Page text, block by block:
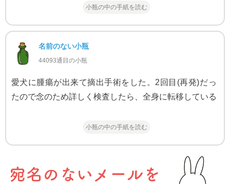
小瓶の中の手紙を読む
名前のない小瓶
44093通目の小瓶
愛犬に腫瘍が出来て摘出手術をした。2回目(再発)だっ
たので念のため詳しく検査したら、全身に転移している
小瓶の中の手紙を読む